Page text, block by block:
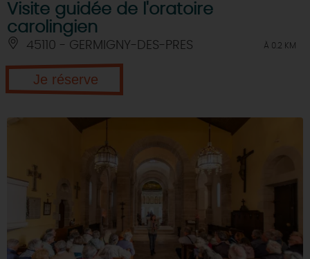
Visite guidée de l'oratoire
carolingien
45110 - GERMIGNY-DES-PRES À 0.2 KM
Je réserve